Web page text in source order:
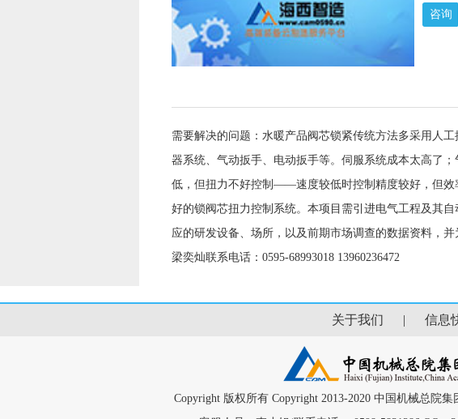
咨询
需要解决的问题：水暖产品阀芯锁紧传统方法多采用人
器系统、气动扳手、电动扳手等。伺服系统成本太高了
低，但扭力不好控制——速度较低时控制精度较好，但效
好的锁阀芯扭力控制系统。本项目需引进电气工程及其
应的研发设备、场所，以及前期市场调查的数据资料，
梁奕灿联系电话：0595-68993018 13960236472
关于我们 | 信息
Copyright 版权所有 Copyright 2013-2020 中国机械总院